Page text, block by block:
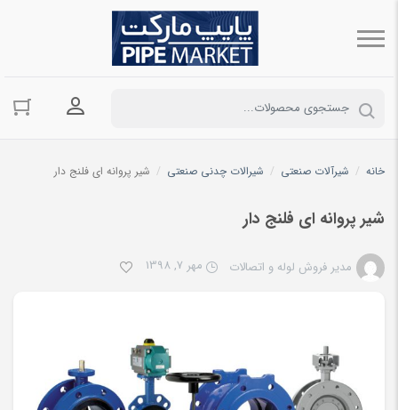
ورود به
خانه / شیرآلات صنعتی / شیرالات چدنی صنعتی / شیر پروانه ای فلنج دار
شیر پروانه ای فلنج دار
مدیر فروش لوله و اتصالات مهر 7, 1398